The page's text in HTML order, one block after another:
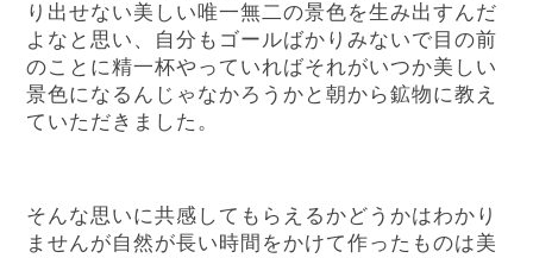
り出せない美しい唯一無二の景色を生み出すんだ
よなと思い、自分もゴールばかりみないで目の前
のことに精一杯やっていればそれがいつか美しい
景色になるんじゃなかろうかと朝から鉱物に教え
ていただきました。
そんな思いに共感してもらえるかどうかはわかり
ませんが自然が長い時間をかけて作ったものは美